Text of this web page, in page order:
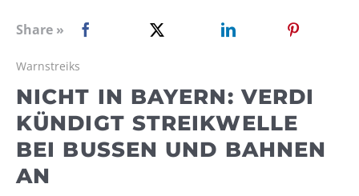
WEBRADIO
Share »
Warnstreiks
NICHT IN BAYERN: VERDI
KÜNDIGT STREIKWELLE
BEI BUSSEN UND BAHNEN
AN